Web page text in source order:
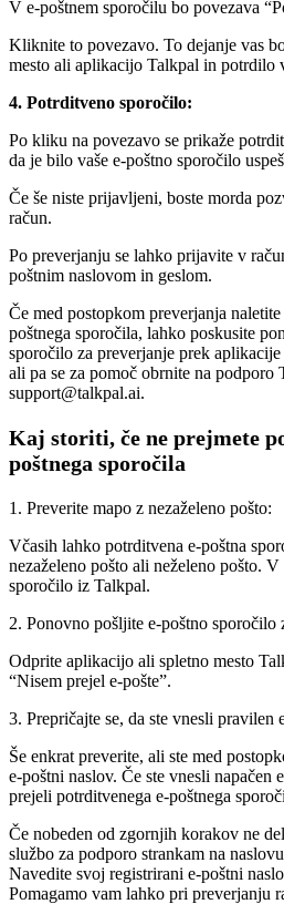
V e-poštnem sporočilu bo povezava
Kliknite to povezavo. To dejanje vas
mesto ali aplikacijo Talkpal in potrdilo
4. Potrditveno sporočilo:
Po kliku na povezavo se prikaže
da je bilo vaše e-poštno sporočilo
Če še niste prijavljeni, boste morda
račun.
Po preverjanju se lahko prijavite v
poštnim naslovom in geslom.
Če med postopkom preverjanja
poštnega sporočila, lahko poskusite
sporočilo za preverjanje prek
ali pa se za pomoč obrnite na podporo
support@talkpal.ai.
Kaj storiti, če ne prejmete
poštnega sporočila
1. Preverite mapo z nezaželeno pošto:
Včasih lahko potrditvena e-poštna
nezaželeno pošto ali neželeno pošto.
sporočilo iz Talkpal.
2. Ponovno pošljite e-poštno sporočilo
Odprite aplikacijo ali spletno mesto
“Nisem prejel e-pošte”.
3. Prepričajte se, da ste vnesli pravilen
Še enkrat preverite, ali ste med
e-poštni naslov. Če ste vnesli napačen
prejeli potrditvenega e-poštnega
Če nobeden od zgornjih korakov ne
službo za podporo strankam na
Navedite svoj registrirani e-poštni
Pomagamo vam lahko pri preverjanju